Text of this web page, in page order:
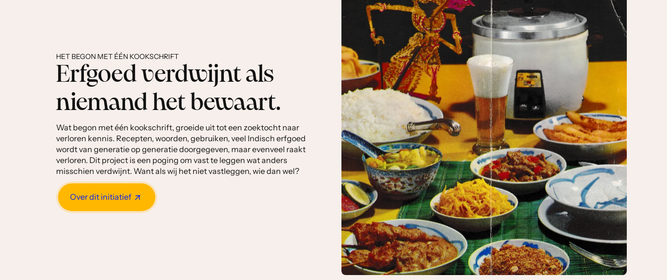
HET BEGON MET ÉÉN KOOKSCHRIFT
Erfgoed verdwijnt als
niemand het bewaart.
Wat begon met één kookschrift, groeide uit tot een zoektocht naar
verloren kennis. Recepten, woorden, gebruiken, veel Indisch erfgoed
wordt van generatie op generatie doorgegeven, maar evenveel raakt
verloren. Dit project is een poging om vast te leggen wat anders
misschien verdwijnt. Want als wij het niet vastleggen, wie dan wel?
Over dit initiatief